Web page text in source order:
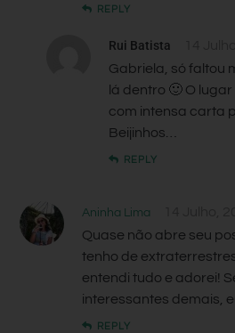
REPLY
Rui Batista
Gabriela, só faltou
lá dentro 🙂 O
com intensa carta
Beijinhos…
REPLY
Aninha Lima
Quase não abre seu
tenho de
entendi tudo e adorei!
interessantes demais,
REPLY